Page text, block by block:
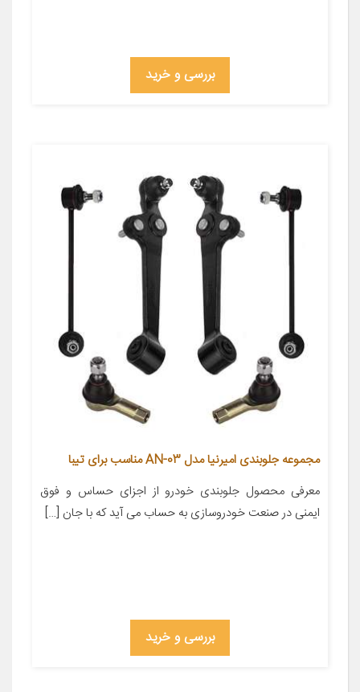
بررسی و خرید
مجموعه جلوبندی امیرنیا مدل AN-03 مناسب برای تیبا
معرفی محصول جلوبندی خودرو از اجزای حساس و فوق
ایمنی در صنعت خودروسازی به حساب می آید که با جان […]
بررسی و خرید